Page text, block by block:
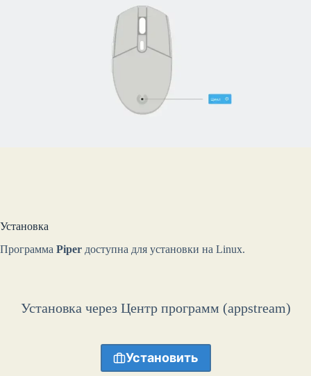
Установка
Программа Piper доступна для установки на Linux.
Установка через Центр программ (appstream)
Установить